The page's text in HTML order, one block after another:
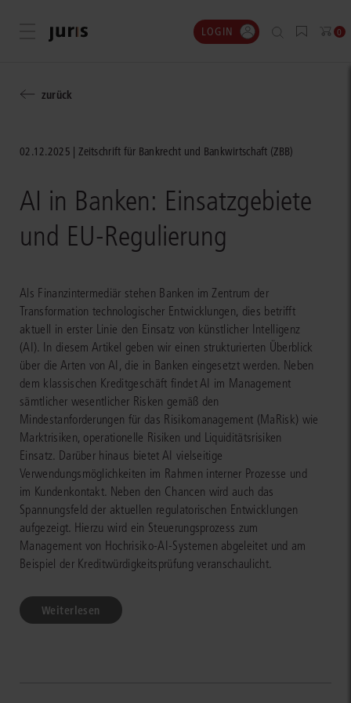
Menü öffnen LOGIN 0
zurück
02.12.2025 Zeitschrift für Bankrecht und Bankwirtschaft (ZBB)
AI in Banken: Einsatzgebiete
und EU-Regulierung
Als Finanzintermediär stehen Banken im Zentrum der
Transformation technologischer Entwicklungen, dies betrifft
aktuell in erster Linie den Einsatz von künstlicher Intelligenz
(AI). In diesem Artikel geben wir einen strukturierten Überblick
über die Arten von AI, die in Banken eingesetzt werden. Neben
dem klassischen Kreditgeschäft findet AI im Management
sämtlicher wesentlicher Risken gemäß den
Mindestanforderungen für das Risikomanagement (MaRisk) wie
Marktrisiken, operationelle Risiken und Liquiditätsrisiken
Einsatz. Darüber hinaus bietet AI vielseitige
Verwendungsmöglichkeiten im Rahmen interner Prozesse und
im Kundenkontakt. Neben den Chancen wird auch das
Spannungsfeld der aktuellen regulatorischen Entwicklungen
aufgezeigt. Hierzu wird ein Steuerungsprozess zum
Management von Hochrisiko-AI-Systemen abgeleitet und am
Beispiel der Kreditwürdigkeitsprüfung veranschaulicht.
Weiterlesen